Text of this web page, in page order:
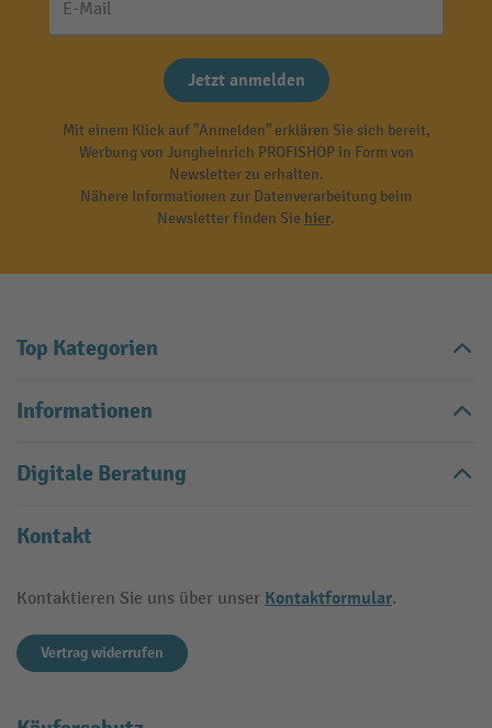
E-Mail
Jetzt anmelden
Mit einem Klick auf "Anmelden" erklären Sie sich bereit,
Werbung von Jungheinrich PROFISHOP in Form von
Newsletter zu erhalten.
Nähere Informationen zur Datenverarbeitung beim
Newsletter finden Sie hier.
Top Kategorien
Informationen
Digitale Beratung
Kontakt
Kontaktieren Sie uns über unser Kontaktformular.
Vertrag widerrufen